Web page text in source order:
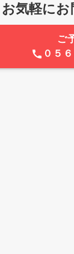
お気軽に
ご
０５